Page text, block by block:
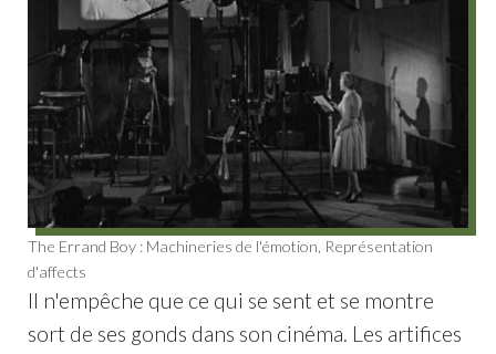
The Errand Boy : Machineries de l'émotion, Représentation
d'affects
Il n'empêche que ce qui se sent et se montre
sort de ses gonds dans son cinéma. Les artifices